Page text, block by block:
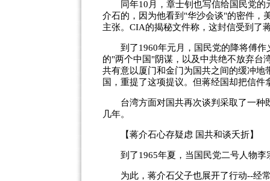
同年10月，章士钊也写信给国民党的
介石的，因为他看到"华沙会谈"的密件，
主张。CIA的揭秘文件称，这封信受到了
到了1960年元月，国民党的降将傅作
的"两个中国"阴谋，以及中共绝不放弃台
共有意以厦门和金门为国共之间的缓冲
国，重提了这项提议。但蒋经国却把信
台湾方面对国共再次谈判采取了一种
几年。
【蒋介石心存疑虑 国共和谈夭折】
到了1965年夏，当国民党二号人物李
为此，蒋介石父子也展开了行动--经常